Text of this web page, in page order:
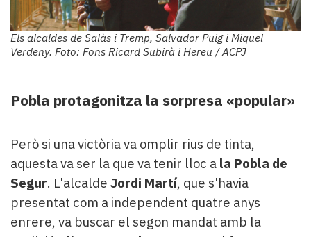
Els alcaldes de Salàs i Tremp, Salvador Puig i Miquel
Verdeny. Foto: Fons Ricard Subirà i Hereu / ACPJ
Pobla protagonitza la sorpresa «popular»
Però si una victòria va omplir rius de tinta,
aquesta va ser la que va tenir lloc a la Pobla de
Segur. L'alcalde Jordi Martí, que s'havia
presentat com a independent quatre anys
enrere, va buscar el segon mandat amb la